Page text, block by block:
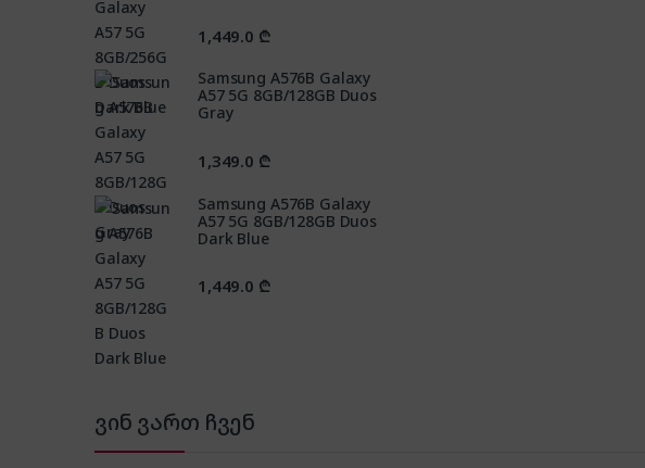
1,449.0 ₾
Samsung A576B Galaxy
A57 5G 8GB/128GB Duos
Gray
1,349.0 ₾
Samsung A576B Galaxy
A57 5G 8GB/128GB Duos
Dark Blue
1,449.0 ₾
ვინ ვართ ჩვენ